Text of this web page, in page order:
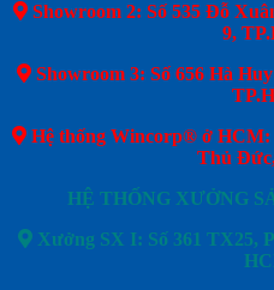
Showroom 2: Số 535 Đỗ
9,
Showroom 3: Số 656 Hà
Hệ thống Wincorp® ở
Thủ
HỆ THỐNG XƯỞNG
Xưởng SX I: Số 361 TX25,